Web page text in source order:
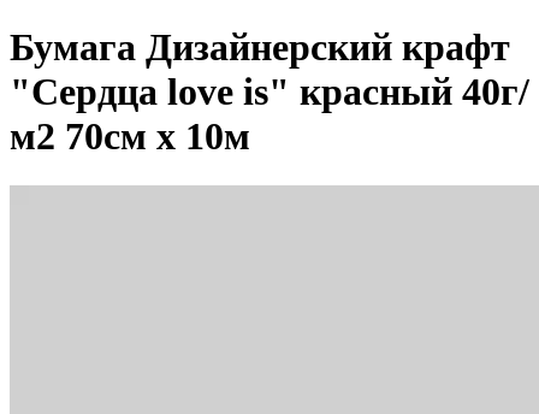
Бумага Дизайнерский крафт
"Сердца love is" красный 40г/
м2 70см х 10м